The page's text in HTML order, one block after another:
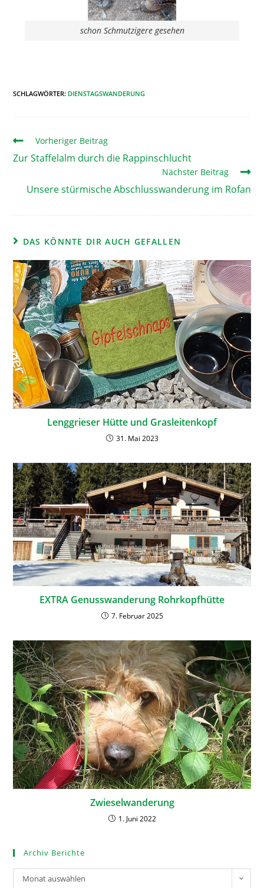
schon Schmutzigere gesehen
SCHLAGWÖRTER: DIENSTAGSWANDERUNG
Vorheriger Beitrag
Zur Staffelalm durch die Rappinschlucht
Nächster Beitrag
Unsere stürmische Abschlusswanderung im Rofan
DAS KÖNNTE DIR AUCH GEFALLEN
Lenggrieser Hütte und Grasleitenkopf
31. Mai 2023
EXTRA Genusswanderung Rohrkopfhütte
7. Februar 2025
Zwieselwanderung
1. Juni 2022
Archiv Berichte
Monat auswählen